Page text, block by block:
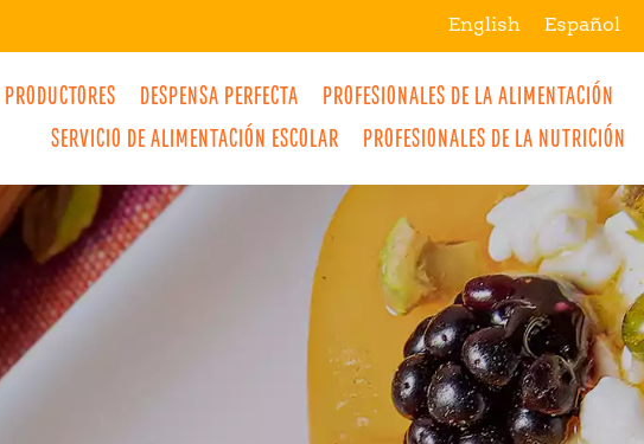
English Español
DESPENSA PERFECTA
PROFESIONALES DE LA ALIMENTACIÓN
SERVICIO DE ALIMENTACIÓN ESCOLAR
PROFESIONALES DE LA NUTRICIÓN
BREAKFAST
SNACKS
DRINKS